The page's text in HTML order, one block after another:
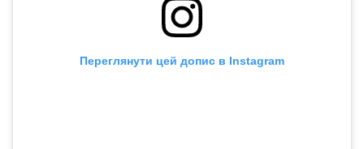
Переглянути цей допис в Instagram